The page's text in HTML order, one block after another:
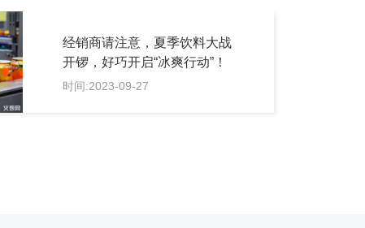
经销商请注意，夏季饮料大战
开锣，好巧开启“冰爽行动”！
时间:2023-09-27